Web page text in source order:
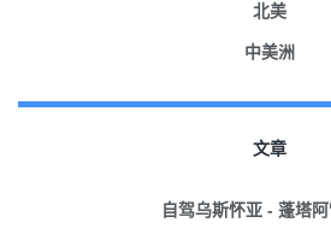
北美
中美洲
文章
自驾乌斯怀亚 - 蓬塔